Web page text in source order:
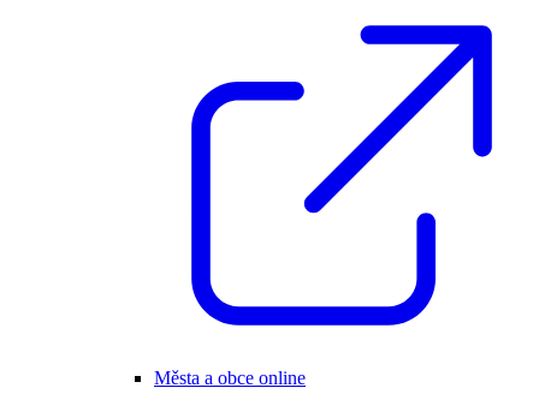
Města a obce online